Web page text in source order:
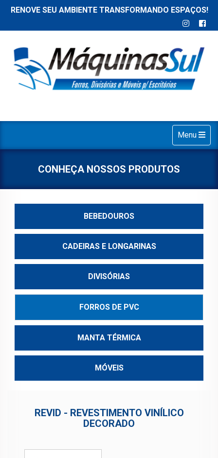
RENOVE SEU AMBIENTE TRANSFORMANDO ESPAÇOS!
Toggle
navigation
Menu
CONHEÇA NOSSOS PRODUTOS
BEBEDOUROS
CADEIRAS E LONGARINAS
DIVISÓRIAS
FORROS DE PVC
MANTA TÉRMICA
MÓVEIS
REVID - REVESTIMENTO VINÍLICO
DECORADO